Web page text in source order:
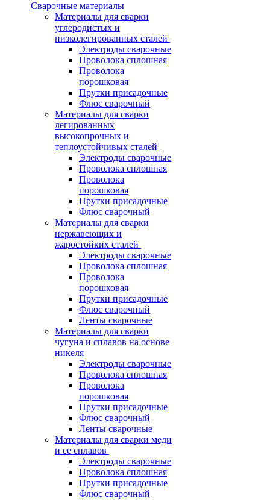
Сварочные материалы
Материалы для сварки
углеродистых и
низколегированных сталей
Электроды сварочные
Проволока сплошная
Проволока
порошковая
Прутки присадочные
Флюс сварочный
Материалы для сварки
легированных
высокопрочных и
теплоустойчивых сталей
Электроды сварочные
Проволока сплошная
Проволока
порошковая
Прутки присадочные
Флюс сварочный
Материалы для сварки
нержавеющих и
жаростойких сталей
Электроды сварочные
Проволока сплошная
Проволока
порошковая
Прутки присадочные
Флюс сварочный
Ленты сварочные
Материалы для сварки
чугуна и сплавов на основе
никеля
Электроды сварочные
Проволока сплошная
Проволока
порошковая
Прутки присадочные
Флюс сварочный
Ленты сварочные
Материалы для сварки меди
и ее сплавов
Электроды сварочные
Проволока сплошная
Прутки присадочные
Флюс сварочный